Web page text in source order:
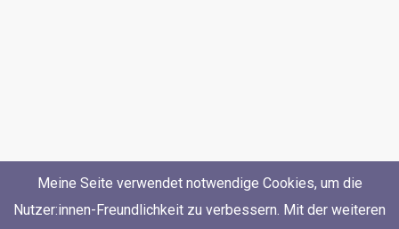
Meine Seite verwendet notwendige Cookies, um die
Nutzer:innen-Freundlichkeit zu verbessern. Mit der weiteren